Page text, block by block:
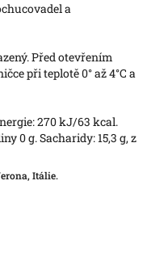
a
Před otevřením
při teplotě 0° až 4°C a
270 kJ/63 kcal.
0 g. Sacharidy: 15,3 g, z
Itálie.